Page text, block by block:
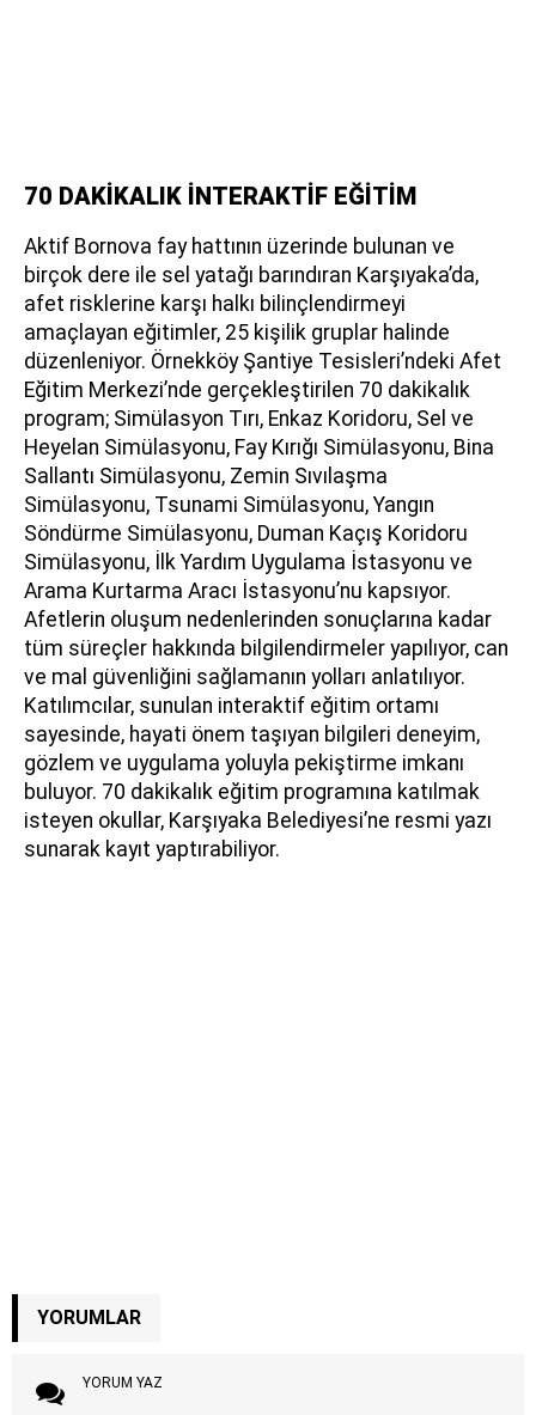
70 DAKİKALIK İNTERAKTİF EĞİTİM
Aktif Bornova fay hattının üzerinde bulunan ve
birçok dere ile sel yatağı barındıran Karşıyaka’da,
afet risklerine karşı halkı bilinçlendirmeyi
amaçlayan eğitimler, 25 kişilik gruplar halinde
düzenleniyor. Örnekköy Şantiye Tesisleri’ndeki Afet
Eğitim Merkezi’nde gerçekleştirilen 70 dakikalık
program; Simülasyon Tırı, Enkaz Koridoru, Sel ve
Heyelan Simülasyonu, Fay Kırığı Simülasyonu, Bina
Sallantı Simülasyonu, Zemin Sıvılaşma
Simülasyonu, Tsunami Simülasyonu, Yangın
Söndürme Simülasyonu, Duman Kaçış Koridoru
Simülasyonu, İlk Yardım Uygulama İstasyonu ve
Arama Kurtarma Aracı İstasyonu’nu kapsıyor.
Afetlerin oluşum nedenlerinden sonuçlarına kadar
tüm süreçler hakkında bilgilendirmeler yapılıyor, can
ve mal güvenliğini sağlamanın yolları anlatılıyor.
Katılımcılar, sunulan interaktif eğitim ortamı
sayesinde, hayati önem taşıyan bilgileri deneyim,
gözlem ve uygulama yoluyla pekiştirme imkanı
buluyor. 70 dakikalık eğitim programına katılmak
isteyen okullar, Karşıyaka Belediyesi’ne resmi yazı
sunarak kayıt yaptırabiliyor.
YORUMLAR
YORUM YAZ